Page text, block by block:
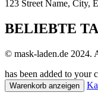
123 Street Name, City,
BELIEBTE
© mask-laden.de 2024.
has been added to your
Warenkorb anzeigen